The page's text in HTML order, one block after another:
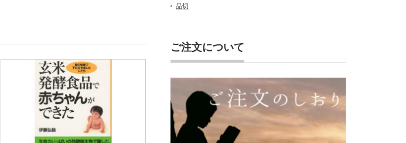
品切
ご注文について